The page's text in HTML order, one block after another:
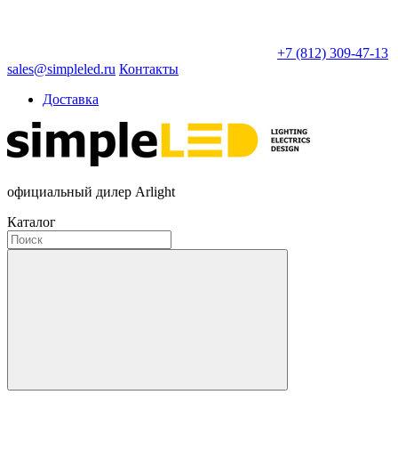
+7 (812) 309-47-13
sales@simpleled.ru Контакты
Доставка
официальный дилер Arlight
Каталог